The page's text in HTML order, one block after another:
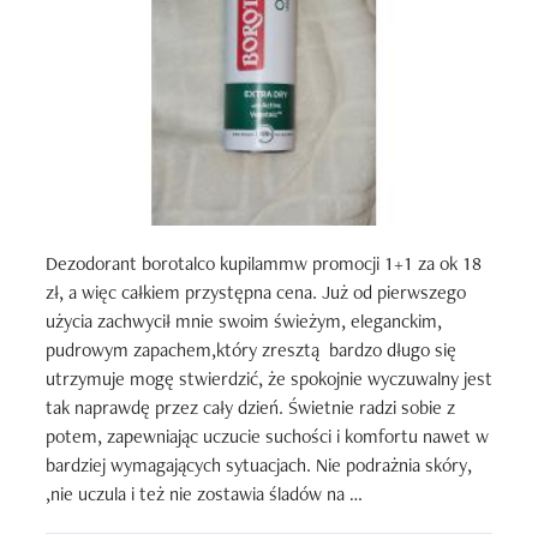
Dezodorant borotalco kupilammw promocji 1+1 za ok 18
zł, a więc całkiem przystępna cena. Już od pierwszego
użycia zachwycił mnie swoim świeżym, eleganckim,
pudrowym zapachem,który zresztą  bardzo długo się
utrzymuje mogę stwierdzić, że spokojnie wyczuwalny jest
tak naprawdę przez cały dzień. Świetnie radzi sobie z
potem, zapewniając uczucie suchości i komfortu nawet w
bardziej wymagających sytuacjach. Nie podrażnia skóry,
,nie uczula i też nie zostawia śladów na